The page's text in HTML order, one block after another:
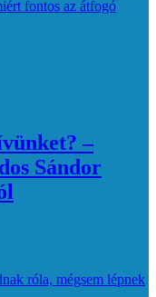
fontos az átfogó
–
Sándor
róla, mégsem lépnek